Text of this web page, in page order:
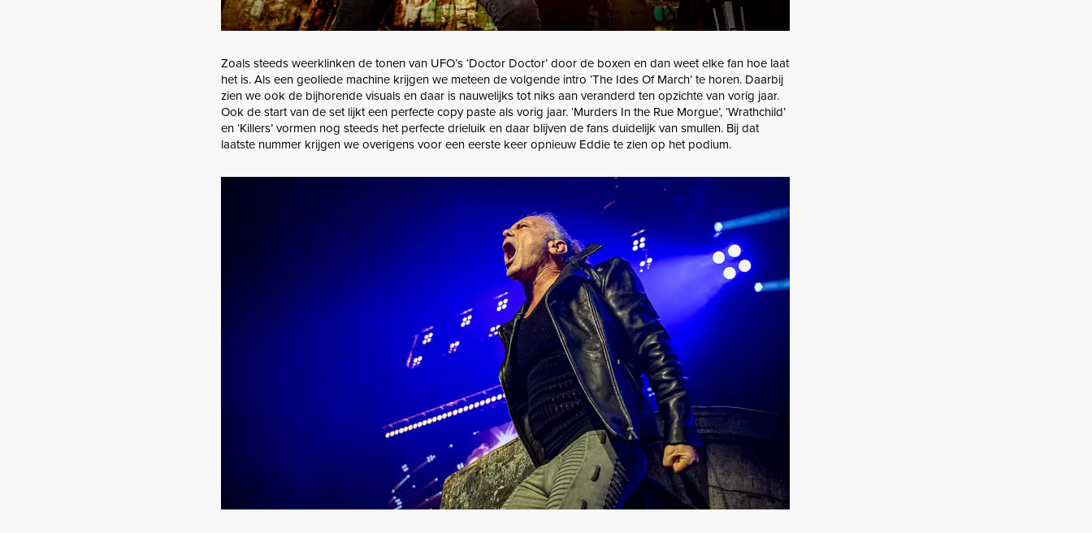
Zoals steeds weerklinken de tonen van UFO’s ‘Doctor Doctor’ door de boxen en dan weet elke fan hoe laat
het is. Als een geoliede machine krijgen we meteen de volgende intro ‘The Ides Of March’ te horen. Daarbij
zien we ook de bijhorende visuals en daar is nauwelijks tot niks aan veranderd ten opzichte van vorig jaar.
Ook de start van de set lijkt een perfecte copy paste als vorig jaar. ‘Murders In the Rue Morgue’, ‘Wrathchild’
en ‘Killers’ vormen nog steeds het perfecte drieluik en daar blijven de fans duidelijk van smullen. Bij dat
laatste nummer krijgen we overigens voor een eerste keer opnieuw Eddie te zien op het podium.